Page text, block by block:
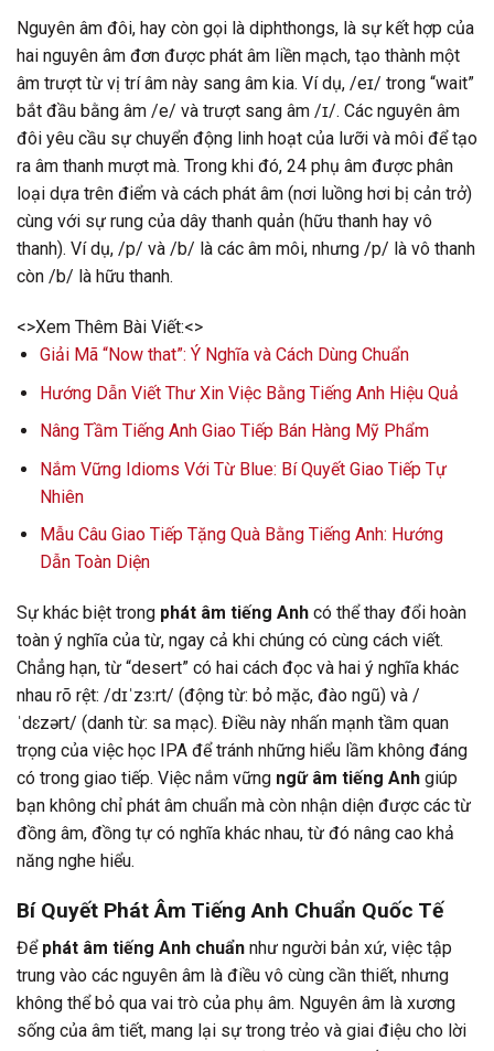
Nguyên âm đôi, hay còn gọi là diphthongs, là sự kết hợp của
hai nguyên âm đơn được phát âm liền mạch, tạo thành một
âm trượt từ vị trí âm này sang âm kia. Ví dụ, /eɪ/ trong “wait”
bắt đầu bằng âm /e/ và trượt sang âm /ɪ/. Các nguyên âm
đôi yêu cầu sự chuyển động linh hoạt của lưỡi và môi để tạo
ra âm thanh mượt mà. Trong khi đó, 24 phụ âm được phân
loại dựa trên điểm và cách phát âm (nơi luồng hơi bị cản trở)
cùng với sự rung của dây thanh quản (hữu thanh hay vô
thanh). Ví dụ, /p/ và /b/ là các âm môi, nhưng /p/ là vô thanh
còn /b/ là hữu thanh.
<>Xem Thêm Bài Viết:<>
Giải Mã “Now that”: Ý Nghĩa và Cách Dùng Chuẩn
Hướng Dẫn Viết Thư Xin Việc Bằng Tiếng Anh Hiệu Quả
Nâng Tầm Tiếng Anh Giao Tiếp Bán Hàng Mỹ Phẩm
Nắm Vững Idioms Với Từ Blue: Bí Quyết Giao Tiếp Tự
Nhiên
Mẫu Câu Giao Tiếp Tặng Quà Bằng Tiếng Anh: Hướng
Dẫn Toàn Diện
Sự khác biệt trong phát âm tiếng Anh có thể thay đổi hoàn
toàn ý nghĩa của từ, ngay cả khi chúng có cùng cách viết.
Chẳng hạn, từ “desert” có hai cách đọc và hai ý nghĩa khác
nhau rõ rệt: /dɪˈzɜːrt/ (động từ: bỏ mặc, đào ngũ) và /
ˈdɛzərt/ (danh từ: sa mạc). Điều này nhấn mạnh tầm quan
trọng của việc học IPA để tránh những hiểu lầm không đáng
có trong giao tiếp. Việc nắm vững ngữ âm tiếng Anh giúp
bạn không chỉ phát âm chuẩn mà còn nhận diện được các từ
đồng âm, đồng tự có nghĩa khác nhau, từ đó nâng cao khả
năng nghe hiểu.
Bí Quyết Phát Âm Tiếng Anh Chuẩn Quốc Tế
Để phát âm tiếng Anh chuẩn như người bản xứ, việc tập
trung vào các nguyên âm là điều vô cùng cần thiết, nhưng
không thể bỏ qua vai trò của phụ âm. Nguyên âm là xương
sống của âm tiết, mang lại sự trong trẻo và giai điệu cho lời